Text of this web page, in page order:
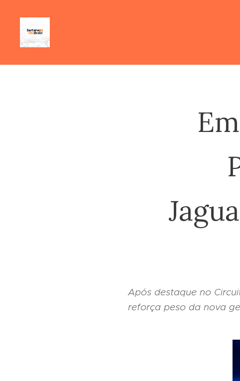
Após destaque no
reforça peso da nova